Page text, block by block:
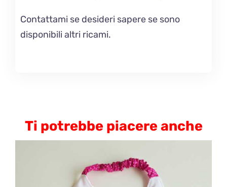
Contattami se desideri sapere se sono
disponibili altri ricami.
Ti potrebbe piacere anche